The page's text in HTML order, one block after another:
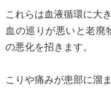
これらは血液循環に大
血の巡りが悪いと老廃
の悪化を招きます。
こりや痛みが患部に溜